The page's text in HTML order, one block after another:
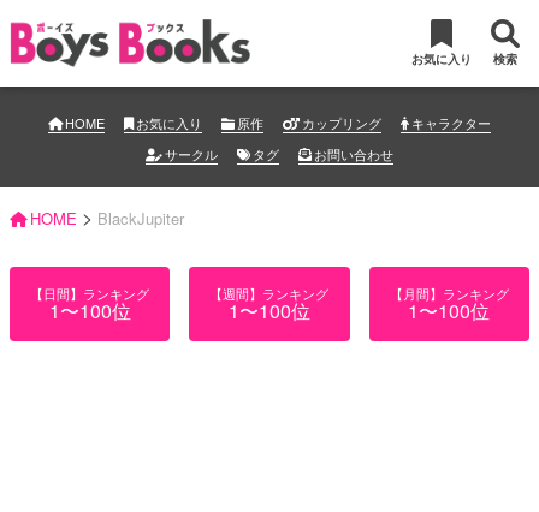
お気に入り 検索
HOME お気に入り 原作 カップリング
キャラクター
サークル
タグ お問い合わせ
HOME > BlackJupiter
【日間】ランキング
1〜100位
【週間】ランキング
1〜100位
【月間】ランキング
1〜100位